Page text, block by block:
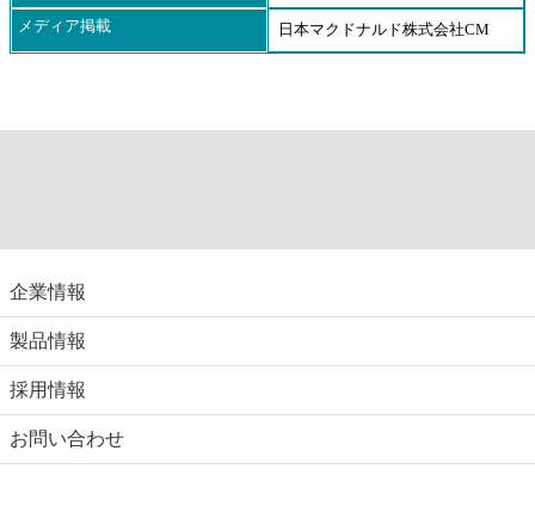
メディア掲載 日本マクドナルド株式会社CM
企業情報
製品情報
採用情報
お問い合わせ